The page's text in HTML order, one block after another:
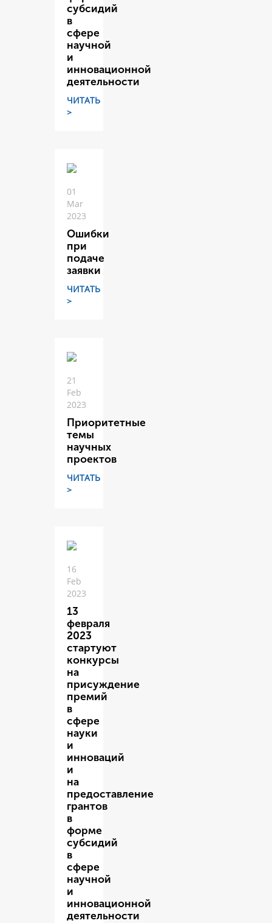
субсидий
в
сфере
научной
и
инновационной
деятельности
ЧИТАТЬ
>
01
Mar
2023
Ошибки
при
подаче
заявки
ЧИТАТЬ
>
21
Feb
2023
Приоритетные
темы
научных
проектов
ЧИТАТЬ
>
16
Feb
2023
13
февраля
2023
стартуют
конкурсы
на
присуждение
премий
в
сфере
науки
и
инноваций
и
на
предоставление
грантов
в
форме
субсидий
в
сфере
научной
и
инновационной
деятельности